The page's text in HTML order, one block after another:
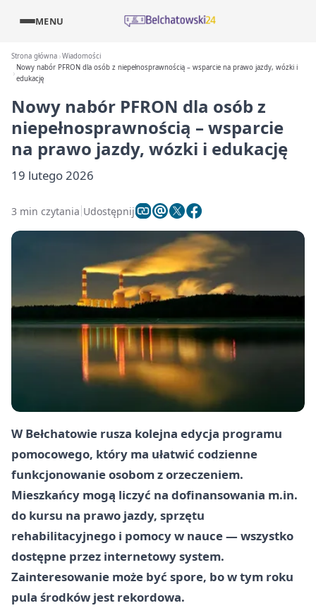
MENU
Strona główna Wiadomości
Nowy nabór PFRON dla osób z niepełnosprawnością – wsparcie na prawo jazdy, wózki i
edukację
Nowy nabór PFRON dla osób z
niepełnosprawnością – wsparcie
na prawo jazdy, wózki i edukację
19 lutego 2026
3 min czytania Udostępnij
W Bełchatowie rusza kolejna edycja programu
pomocowego, który ma ułatwić codzienne
funkcjonowanie osobom z orzeczeniem.
Mieszkańcy mogą liczyć na dofinansowania m.in.
do kursu na prawo jazdy, sprzętu
rehabilitacyjnego i pomocy w nauce — wszystko
dostępne przez internetowy system.
Zainteresowanie może być spore, bo w tym roku
pula środków jest rekordowa.